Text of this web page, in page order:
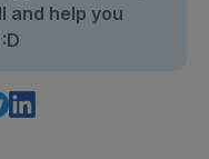
and help you